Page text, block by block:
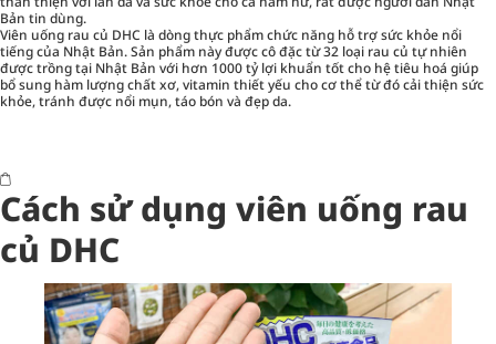
Bản tin dùng.
Viên uống rau củ DHC là dòng thực phẩm chức năng hỗ trợ sức khỏe nổi
tiếng của Nhật Bản. Sản phẩm này được cô đặc từ 32 loại rau củ tự nhiên
được trồng tại Nhật Bản với hơn 1000 tỷ lợi khuẩn tốt cho hệ tiêu hoá giúp
bổ sung hàm lượng chất xơ, vitamin thiết yếu cho cơ thể từ đó cải thiện sức
khỏe, tránh được nổi mụn, táo bón và đẹp da.
Cách sử dụng viên uống rau
củ DHC